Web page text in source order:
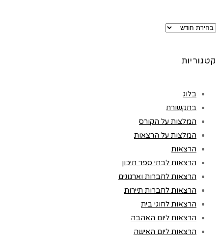
ארכיונים
קטגוריות
בלוג
בתקשורת
המלצות על הקורס
המלצות על הרצאות
הרצאות
הרצאות לבתי ספר תיכון
הרצאות לחברות וארגונים
הרצאות לחברות תיירות
הרצאות לחוגי בית
הרצאות ליום האהבה
הרצאות ליום האישה